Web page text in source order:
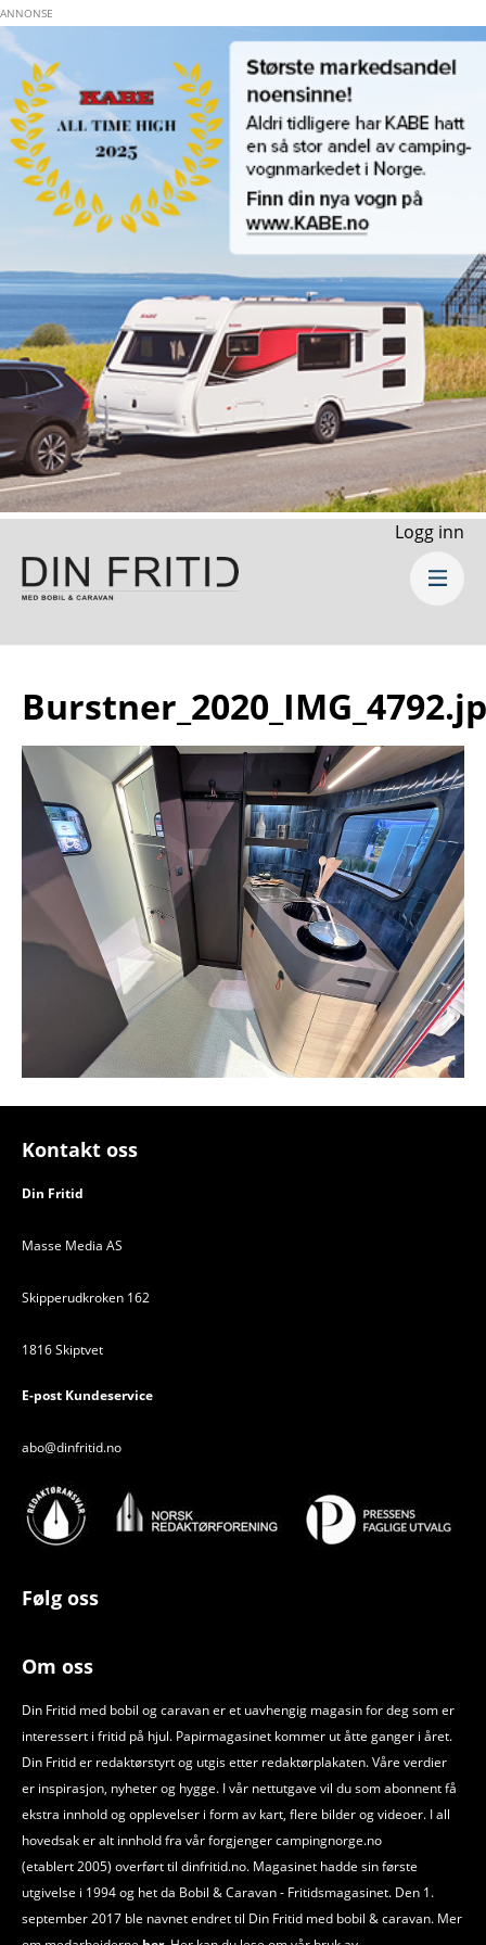
Logg inn
Kontakt oss
Din Fritid
Masse Media AS
Skipperudkroken 162
1816 Skiptvet
E-post Kundeservice
abo@dinfritid.no
Følg oss
Om oss
Din Fritid med bobil og caravan er et uavhengig magasin for deg som er
interessert i fritid på hjul. Papirmagasinet kommer ut åtte ganger i året.
Din Fritid er redaktørstyrt og utgis etter redaktørplakaten. Våre verdier
er inspirasjon, nyheter og hygge. I vår nettutgave vil du som abonnent få
ekstra innhold og opplevelser i form av kart, flere bilder og videoer. I all
hovedsak er alt innhold fra vår forgjenger campingnorge.no
(etablert 2005) overført til dinfritid.no. Magasinet hadde sin første
utgivelse i 1994 og het da Bobil &Caravan - Fritidsmagasinet. Den 1.
september 2017 ble navnet endret til Din Fritid med bobil &caravan. Mer